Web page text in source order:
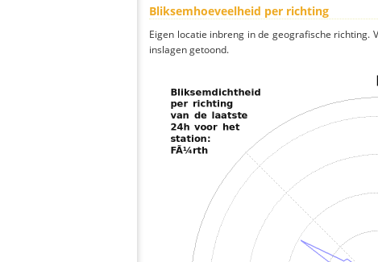
Bliksemhoeveelheid per richting
Eigen locatie inbreng in de geografische
inslagen getoond.